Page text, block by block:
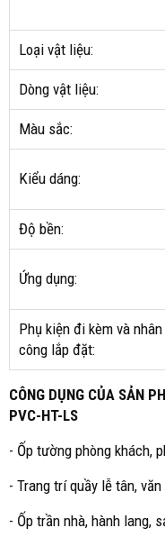
Loại vật liệu:
Dòng vật liệu:
Màu sắc:
Kiểu dáng:
Độ bền:
Ứng dụng:
Phụ kiện đi kèm và nhân
công lắp đặt:
CÔNG DỤNG CỦA SẢN
PVC-HT-LS
- Ốp tường phòng khách,
- Trang trí quầy lễ tân,
- Ốp trần nhà, hành lang,